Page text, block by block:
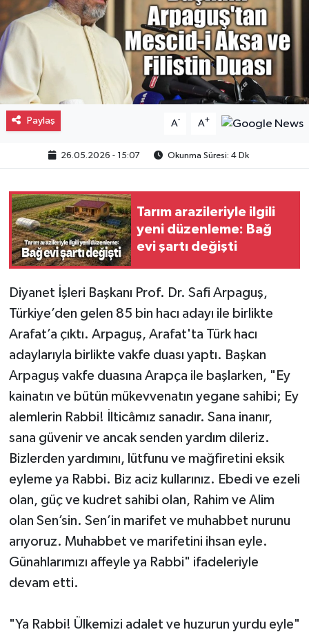
Paylaş A- A+
26.05.2026 - 15:07 Okunma Süresi: 4 Dk
Tarım arazileriyle ilgili
yeni düzenleme: Bağ
evi şartı değişti
Diyanet İşleri Başkanı Prof. Dr. Safi Arpaguş,
Türkiye’den gelen 85 bin hacı adayı ile birlikte
Arafat’a çıktı. Arpaguş, Arafat'ta Türk hacı
adaylarıyla birlikte vakfe duası yaptı. Başkan
Arpaguş vakfe duasına Arapça ile başlarken, "Ey
kainatın ve bütün mükevvenatın yegane sahibi; Ey
alemlerin Rabbi! İlticâmız sanadır. Sana inanır,
sana güvenir ve ancak senden yardım dileriz.
Bizlerden yardımını, lütfunu ve mağfiretini eksik
eyleme ya Rabbi. Biz aciz kullarınız. Ebedi ve ezeli
olan, güç ve kudret sahibi olan, Rahim ve Alim
olan Sen’sin. Sen’in marifet ve muhabbet nurunu
arıyoruz. Muhabbet ve marifetini ihsan eyle.
Günahlarımızı affeyle ya Rabbi" ifadeleriyle
devam etti.
"Ya Rabbi! Ülkemizi adalet ve huzurun yurdu eyle"
Eğitim